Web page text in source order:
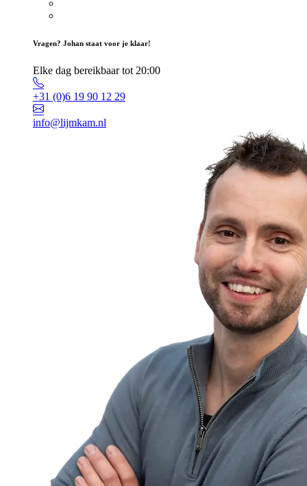
Vragen? Johan staat voor je klaar!
Elke dag bereikbaar tot 20:00
+31 (0)6 19 90 12 29
info@lijmkam.nl